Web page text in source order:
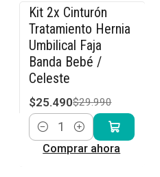
-15% OFF
Kit 2x Cinturón
Tratamiento Hernia
Umbilical Faja
Banda Bebé /
Celeste
$25.490$29.990
Cantidad
Comprar ahora